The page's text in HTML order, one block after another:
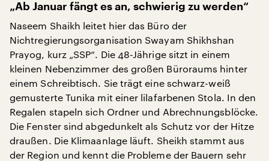
„Ab Januar fängt es an, schwierig zu werden“
Naseem Shaikh leitet hier das Büro der
Nichtregierungsorganisation Swayam Shikhshan
Prayog, kurz „SSP“. Die 48-Jährige sitzt in einem
kleinen Nebenzimmer des großen Büroraums hinter
einem Schreibtisch. Sie trägt eine schwarz-weiß
gemusterte Tunika mit einer lilafarbenen Stola. In den
Regalen stapeln sich Ordner und Abrechnungsblöcke.
Die Fenster sind abgedunkelt als Schutz vor der Hitze
draußen. Die Klimaanlage läuft. Sheikh stammt aus
der Region und kennt die Probleme der Bauern sehr